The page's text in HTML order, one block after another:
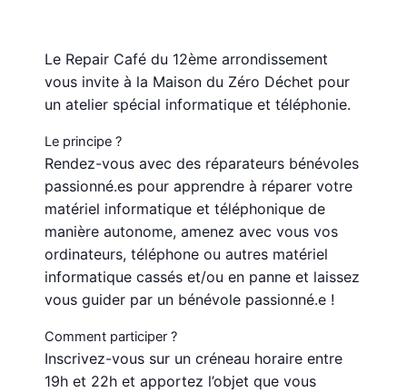
Le Repair Café du 12ème arrondissement
vous invite à la Maison du Zéro Déchet pour
un atelier spécial informatique et téléphonie.
Le principe ?
Rendez-vous avec des réparateurs bénévoles
passionné.es pour apprendre à réparer votre
matériel informatique et téléphonique de
manière autonome, amenez avec vous vos
ordinateurs, téléphone ou autres matériel
informatique cassés et/ou en panne et laissez
vous guider par un bénévole passionné.e !
Comment participer ?
Inscrivez-vous sur un créneau horaire entre
19h et 22h et apportez l’objet que vous